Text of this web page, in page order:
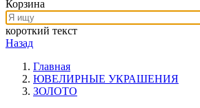
Корзина
короткий текст
Назад
Главная
ЮВЕЛИРНЫЕ УКРАШЕНИЯ
ЗОЛОТО